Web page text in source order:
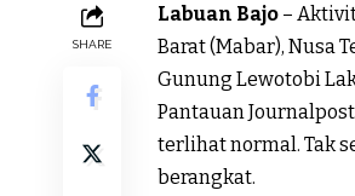
SHARE
Labuan Bajo –
Barat (Mabar), Nusa
Gunung Lewotobi
Pantauan
terlihat normal. Tak
berangkat.